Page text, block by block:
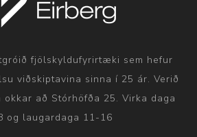
fjölskyldufyrirtæki sem hefur
viðskiptavina sinna í 25 ár. Verið
að Stórhöfða 25. Virka daga
og laugardaga 11-16